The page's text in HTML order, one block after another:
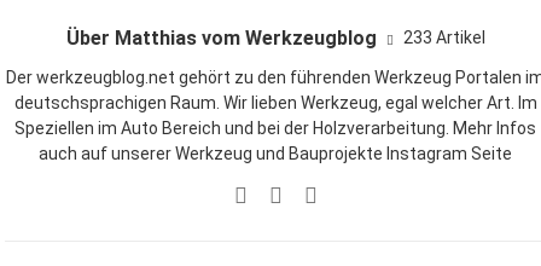
Über Matthias vom Werkzeugblog 233 Artikel
Der werkzeugblog.net gehört zu den führenden Werkzeug Portalen
deutschsprachigen Raum. Wir lieben Werkzeug, egal welcher Art. Im
Speziellen im Auto Bereich und bei der Holzverarbeitung. Mehr Infos
auch auf unsererWerkzeug und Bauprojekte Instagram Seite